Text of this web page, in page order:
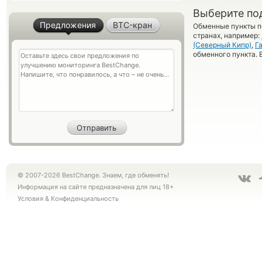
Выберите
Обменные пункты
странах, например:
(Северный Кипр),
обменного пункта.
Предложения BTC-кран
© 2007-2026 BestChange. Знаем, где обменять!
Информация на сайте предназначена для лиц 18+
Условия & Конфиденциальность